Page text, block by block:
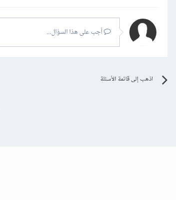
أجب على هذا السؤال...
اذهب إلى قائمة الأسئلة